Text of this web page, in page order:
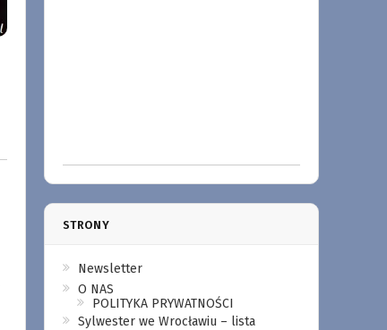
STRONY
Newsletter
O NAS
POLITYKA PRYWATNOŚCI
Sylwester we Wrocławiu – lista